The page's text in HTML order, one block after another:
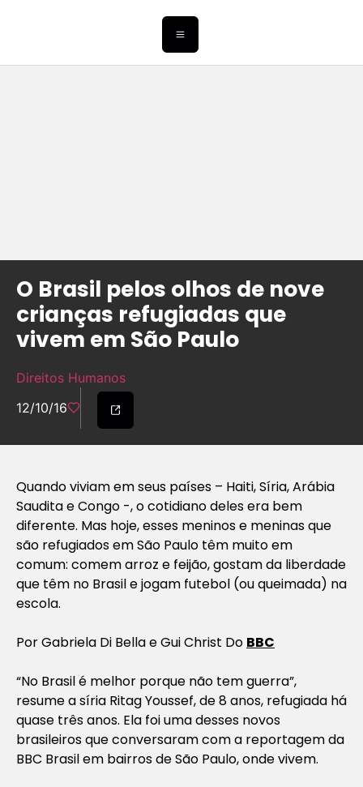
O Brasil pelos olhos de nove
crianças refugiadas que
vivem em São Paulo
Direitos Humanos
12/10/16
Quando viviam em seus países – Haiti, Síria, Arábia
Saudita e Congo -, o cotidiano deles era bem
diferente. Mas hoje, esses meninos e meninas que
são refugiados em São Paulo têm muito em
comum: comem arroz e feijão, gostam da liberdade
que têm no Brasil e jogam futebol (ou queimada) na
escola.
Por Gabriela Di Bella e Gui Christ Do BBC
“No Brasil é melhor porque não tem guerra”,
resume a síria Ritag Youssef, de 8 anos, refugiada há
quase três anos. Ela foi uma desses novos
brasileiros que conversaram com a reportagem da
BBC Brasil em bairros de São Paulo, onde vivem.